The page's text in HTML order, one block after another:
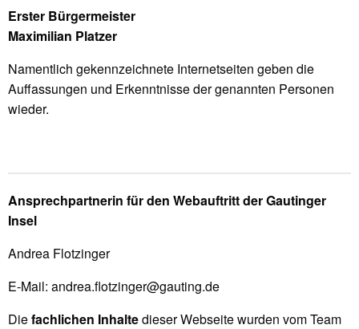
Erster Bürgermeister
Maximilian Platzer
Namentlich gekennzeichnete Internetseiten geben die
Auffassungen und Erkenntnisse der genannten Personen
wieder.
Ansprechpartnerin für den Webauftritt der Gautinger
Insel
Andrea Flotzinger
E-Mail: andrea.flotzinger@gauting.de
Diefachlichen Inhaltedieser Webseite wurden vom Team